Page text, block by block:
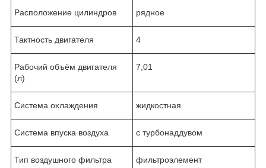
Расположение цилиндров рядное
Тактность двигателя 4
Рабочий объём двигателя
(л)
7,01
Система охлаждения жидкостная
Система впуска воздуха с турбонаддувом
Тип воздушного фильтра фильтроэлемент